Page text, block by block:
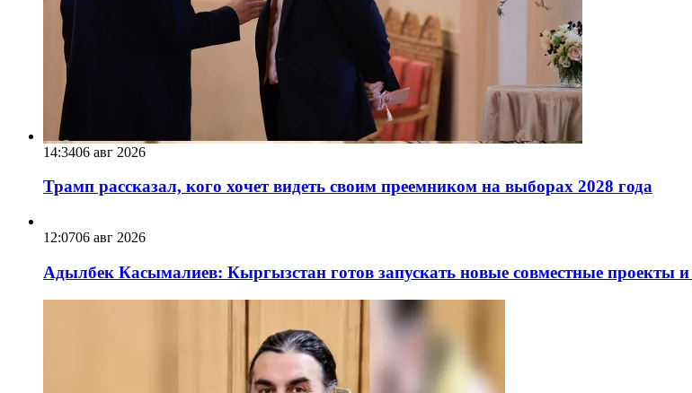
14:3406 авг 2026
Трамп рассказал, кого хочет видеть своим преемником на выборах 2028 года
12:0706 авг 2026
Адылбек Касымалиев: Кыргызстан готов запускать новые совместные проекты и